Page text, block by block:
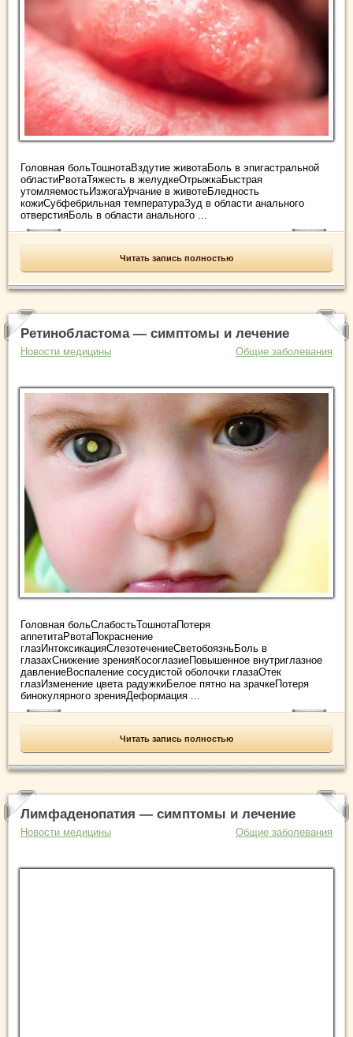
Головная больТошнотаВздутие животаБоль в эпигастральной
областиРвотаТяжесть в желудкеОтрыжкаБыстрая
утомляемостьИзжогаУрчание в животеБледность
кожиСубфебрильная температураЗуд в области анального
отверстияБоль в области анального ...
Читать запись полностью
Ретинобластома — симптомы и лечение
Новости медицины Общие заболевания
Головная больСлабостьТошнотаПотеря
аппетитаРвотаПокраснение
глазИнтоксикацияСлезотечениеСветобоязньБоль в
глазахСнижение зренияКосоглазиеПовышенное внутриглазное
давлениеВоспаление сосудистой оболочки глазаОтек
глазИзменение цвета радужкиБелое пятно на зрачкеПотеря
бинокулярного зренияДеформация ...
Читать запись полностью
Лимфаденопатия — симптомы и лечение
Новости медицины Общие заболевания